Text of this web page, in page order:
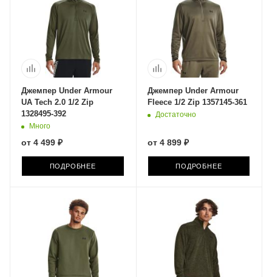
Джемпер Under Armour
UA Tech 2.0 1/2 Zip
1328495-392
Много
от 4 499 ₽
ПОДРОБНЕЕ
Джемпер Under Armour
Fleece 1/2 Zip 1357145-361
Достаточно
от 4 899 ₽
ПОДРОБНЕЕ